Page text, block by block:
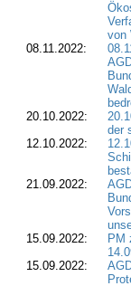
von
08.11.2022:
20.10.2022:
der
12.10.2022:
21.09.2022:
15.09.2022:
PM
15.09.2022: